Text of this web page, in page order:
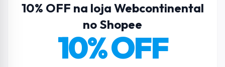
10% OFF na loja Webcontinental
no Shopee
10% OFF